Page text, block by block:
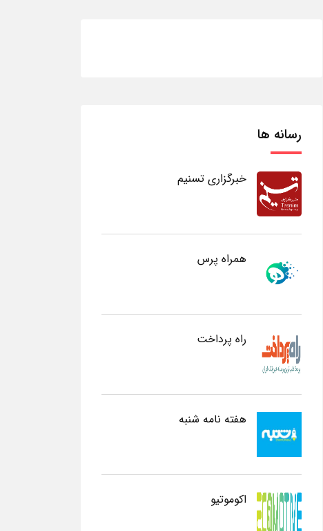
رسانه ها
خبرگزاری تسنیم
همراه پرس
راه پرداخت
هفته نامه شنبه
اکوموتیو